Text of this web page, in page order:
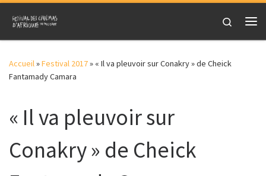
Skip to content
Search
Accueil»Festival 2017» « Il va pleuvoir sur Conakry » de Cheick
Fantamady Camara
« Il va pleuvoir sur
Conakry » de Cheick